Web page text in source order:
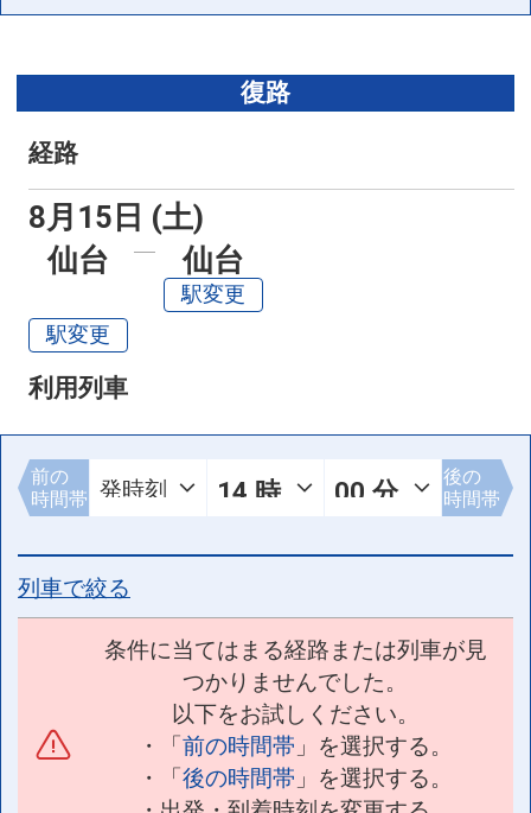
復路
経路
8月15日 (土)
仙台
駅変更
仙台
駅変更
利用列車
前の
時間帯
後の
時間帯
列車で絞る
条件に当てはまる経路または列車が見
つかりませんでした。
以下をお試しください。
・「前の時間帯 」を選択する。
・「後の時間帯 」を選択する。